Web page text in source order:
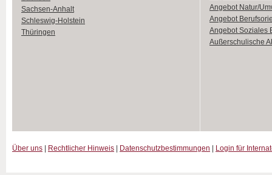
Sachsen-Anhalt
Schleswig-Holstein
Thüringen
Angebot Natur/
Angebot
Angebot Soziales
Außerschulische
Über uns Rechtlicher Hinweis Datenschutzbestimmungen Login für